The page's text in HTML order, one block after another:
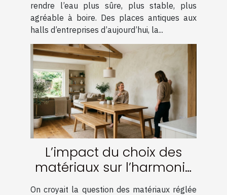
rendre l’eau plus sûre, plus stable, plus
agréable à boire. Des places antiques aux
halls d’entreprises d’aujourd’hui, la...
L’impact du choix des
matériaux sur l’harmonie
d’une rénovation réussie
On croyait la question des matériaux réglée